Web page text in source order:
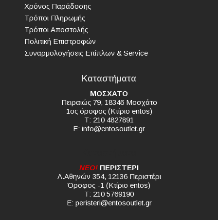
Χρόνος Παράδοσης
Τρόποι Πληρωμής
Τρόποι Αποστολής
Πολιτική Επιστροφών
Συναρμολογήσεις Επίπλων & Service
Καταστήματα
ΜΟΣΧΑΤΟ
Πειραιώς 79, 18346 Μοσχάτο
1ος όροφος (Κτίριο entos)
Τ: 210 4827891
E: info@entosoutlet.gr
NEO! ΠΕΡΙΣΤΕΡΙ
Λ.Αθηνών 354, 12136 Περιστέρι
Όροφος -1 (Κτίριο entos)
Τ: 210 5769190
E: peristeri@entosoutlet.gr